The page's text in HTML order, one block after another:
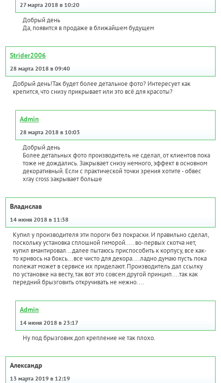
27 марта 2018 в 10:20
Добрый день
Да, появится в продаже в ближайшем будущем
Strider2006
28 марта 2018 в 09:40
Добрый день!Так будет более детальное фото? Интересует как
крепится, что снизу прикрывает или это всё для красоты?
Admin
28 марта 2018 в 10:03
Добрый день
Более детальных фото производитель не сделал, от клиентов пока
тоже не дождались. Закрывает снизу немного, эффект в основном
декоративный. Если с практической точки зрения хотите - обвес
xray cross закрывает больше
Владислав
14 июня 2018 в 11:38
Купил у производителя эти пороги без покраски. И правильно сделал,
поскольку установка сплошной гиморой.....во-первых скотча нет,
купил вмантировал...далее пытаюсь приспособить к корпусу, все как-
то кривось на боксь...все чисто для декора....ладно думаю пусть пока
полежат может в сервисе их приделают. Производитель дал ссылку
по установке на весту, так вот это совсем другой принцип....так как
передний брызговить откручивать не нежно....
Admin
14 июня 2018 в 23:17
Ну под брызговик доп крепление не так плохо.
Александр
13 марта 2019 в 12:19